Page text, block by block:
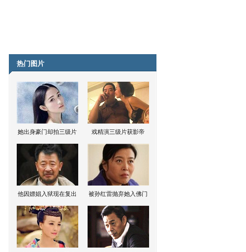
热门图片
她出身豪门却拍三级片 戏精演三级片获影帝
他因嫖娼入狱现在复出 被孙红雷抛弃她入佛门